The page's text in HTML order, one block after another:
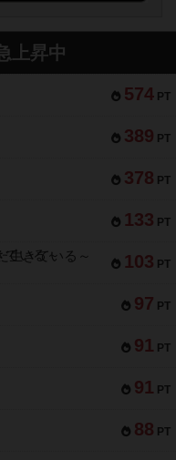
上昇中
574 PT
389 PT
378 PT
133 PT
103 PT
きている～
97 PT
91 PT
91 PT
88 PT